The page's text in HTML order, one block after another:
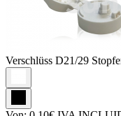
Verschlüss D21/29